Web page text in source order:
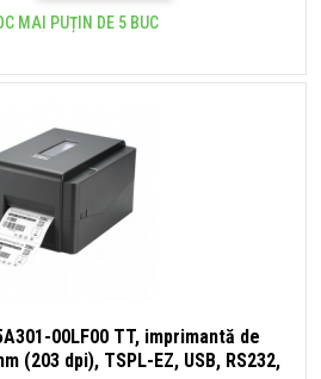
MAI PUȚIN DE 5 BUC
00LF00 TT, imprimantă de
(203 dpi), TSPL-EZ, USB, RS232,